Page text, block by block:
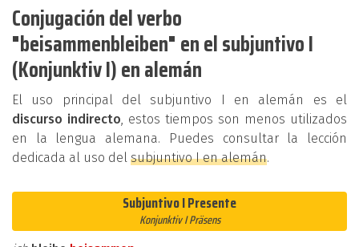
Conjugación del verbo
"beisammenbleiben" en el subjuntivo I
(Konjunktiv I) en alemán
El uso principal del subjuntivo I en alemán es el
discurso indirecto, estos tiempos son menos utilizados
en la lengua alemana. Puedes consultar la lección
dedicada al uso del subjuntivo I en alemán.
Subjuntivo I Presente
Konjunktiv I Präsens